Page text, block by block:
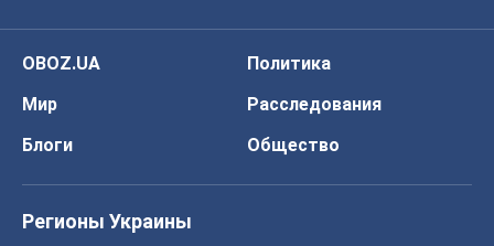
OBOZ.UA
Политика
Мир
Расследования
Блоги
Общество
Регионы Украины